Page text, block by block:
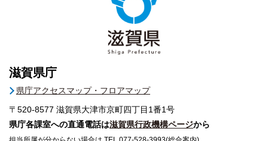
滋賀県庁
県庁アクセスマップ・フロアマップ
〒520-8577 滋賀県大津市京町四丁目1番1号
県庁各課室への直通電話は滋賀県行政機構ページから